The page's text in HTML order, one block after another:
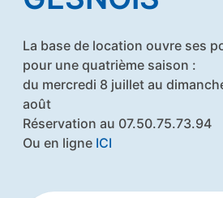
La base de location ouvre ses
pour une quatrième saison :
du mercredi 8 juillet au
août
Réservation au 07.50.75.73.94
Ou en ligne ICI